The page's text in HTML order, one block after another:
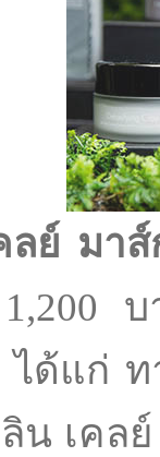
ลย์ มาส์
แก่ ท
น เคล